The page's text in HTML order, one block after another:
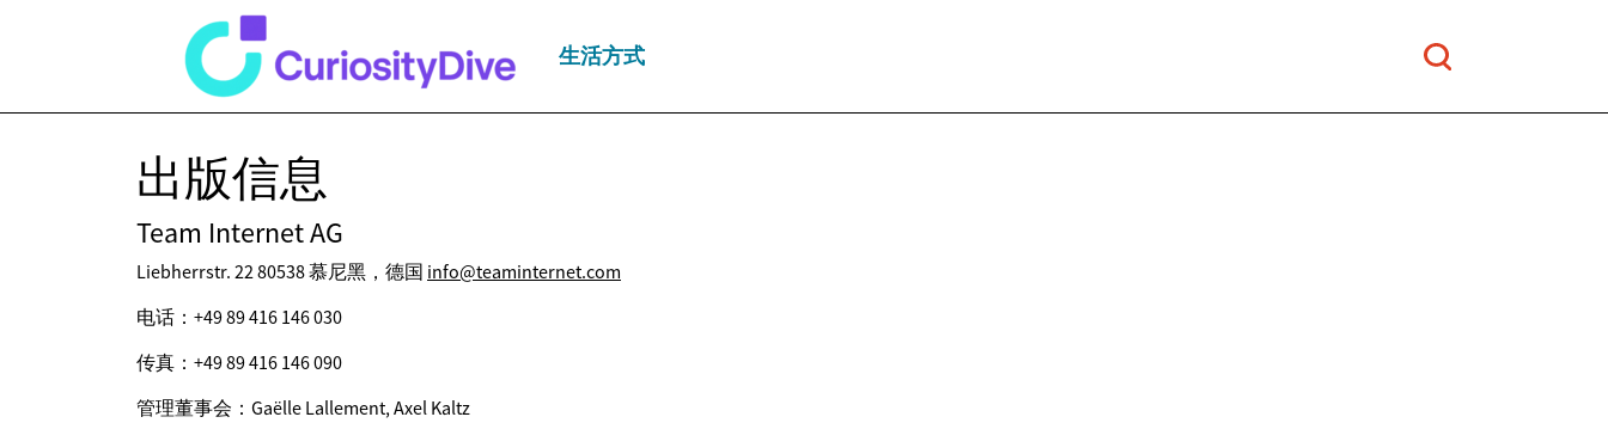
生活方式
出版信息
Team Internet AG
Liebherrstr. 22 80538 慕尼黑，德国 info@teaminternet.com
电话：+49 89 416 146 030
传真：+49 89 416 146 090
管理董事会：Gaëlle Lallement, Axel Kaltz